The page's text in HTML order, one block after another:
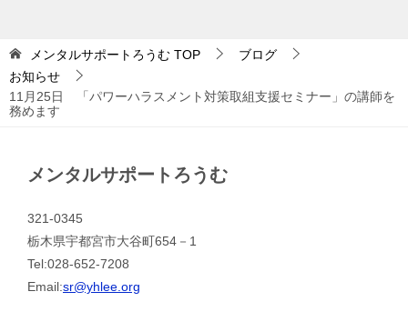
メンタルサポートろうむ TOP
ブログ
お知らせ
11月25日 「パワーハラスメント対策取組支援セミナー」の講師を
務めます
メンタルサポートろうむ
321-0345
栃木県宇都宮市大谷町654－1
Tel:028-652-7208
Email:sr@yhlee.org